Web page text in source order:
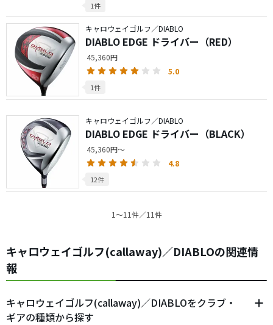
1件
キャロウェイゴルフ／DIABLO
DIABLO EDGE ドライバー（RED）
45,360円
5.0
1件
キャロウェイゴルフ／DIABLO
DIABLO EDGE ドライバー（BLACK）
45,360円～
4.8
12件
1〜11件／11件
キャロウェイゴルフ(callaway)／DIABLOの関連情
報
キャロウェイゴルフ(callaway)／DIABLOをクラブ・
ギアの種類から探す